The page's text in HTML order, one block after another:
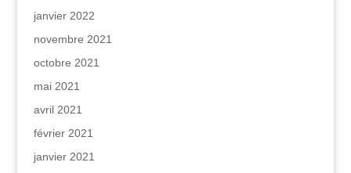
janvier 2022
novembre 2021
octobre 2021
mai 2021
avril 2021
février 2021
janvier 2021